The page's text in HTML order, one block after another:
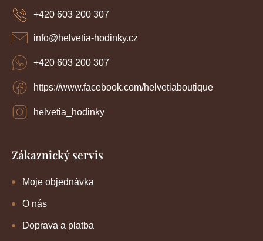
ý
n
info@helvetia-hodinky.cz
+420 603 200 307
https://www.facebook.com/helvetiaboutique
helvetia_hodinky
+420 603 200 307
Zákaznický servis
Moje objednávka
O nás
Doprava a platba